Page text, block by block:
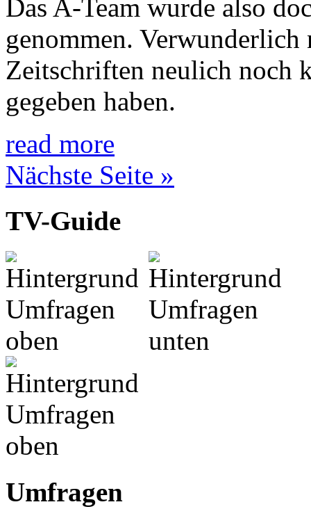
Das A-Team wurde also
genommen.
Zeitschriften neulich noch
gegeben haben.
read more
Nächste Seite »
TV-Guide
Umfragen